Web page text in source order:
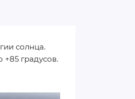
солнца.
градусов.